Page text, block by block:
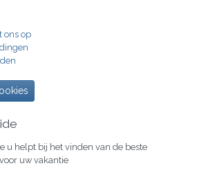
ons op
u helpt bij het vinden van de beste
uw vakantie